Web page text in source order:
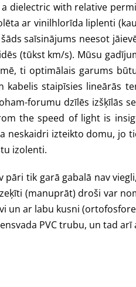
dielectric with relative
ar vinilhlorīda liplenti
saīsinājums neesot
(tūkst km/s). Mūsu
ti optimālais garums
staipīsies lineārās
forumu dzīlēs izšķīlās
the speed of light is
izteikto domu, jo
izolenti.
tik garā gabalā nav
(manuprāt) droši var
un ar labu kusni
PVC trubu, un tad arī